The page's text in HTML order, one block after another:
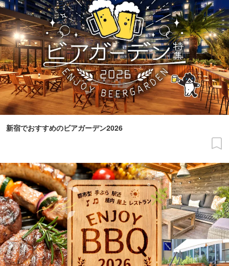
新宿でおすすめのビアガーデン2026